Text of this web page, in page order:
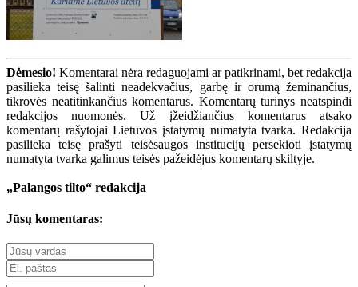
Dėmesio! Komentarai nėra redaguojami ar patikrinami, bet redakcija
pasilieka teisę šalinti neadekvačius, garbę ir orumą žeminančius,
tikrovės neatitinkančius komentarus. Komentarų turinys neatspindi
redakcijos nuomonės. Už įžeidžiančius komentarus atsako
komentarų rašytojai Lietuvos įstatymų numatyta tvarka. Redakcija
pasilieka teisę prašyti teisėsaugos institucijų persekioti įstatymų
numatyta tvarka galimus teisės pažeidėjus komentarų skiltyje.
„Palangos tilto“ redakcija
Jūsų komentaras: